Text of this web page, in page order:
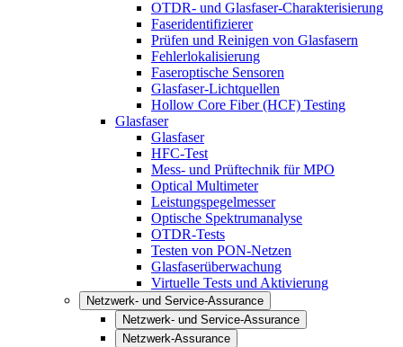
OTDR- und Glasfaser-Charakterisierung
Faseridentifizierer
Prüfen und Reinigen von Glasfasern
Fehlerlokalisierung
Faseroptische Sensoren
Glasfaser-Lichtquellen
Hollow Core Fiber (HCF) Testing
Glasfaser
Glasfaser
HFC-Test
Mess- und Prüftechnik für MPO
Optical Multimeter
Leistungspegelmesser
Optische Spektrumanalyse
OTDR-Tests
Testen von PON-Netzen
Glasfaserüberwachung
Virtuelle Tests und Aktivierung
Netzwerk- und Service-Assurance
Netzwerk- und Service-Assurance
Netzwerk-Assurance